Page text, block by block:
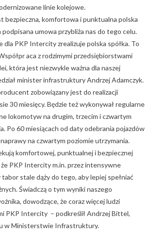
linie kolejowe.
bezpieczna, komfortowa i punktualna polska
podpisana umowa przybliża nas do tego celu.
dla PKP Intercity zrealizuje polska spółka. To
aca z rodzimymi przedsiębiorstwami
która jest niezwykle ważna dla naszej
minister infrastruktury Andrzej Adamczyk.
zobowiązany jest do realizacji
30 miesięcy. Będzie też wykonywał regularne
lokomotyw na drugim, trzecim i czwartym
Po 60 miesiącach od daty odebrania pojazdów
na czwartym poziomie utrzymania.
komfortowej, punktualnej i bezpiecznej
że PKP Intercity m.in. przez intensywne
stale dąży do tego, aby lepiej spełniać
Świadczą o tym wyniki naszego
dowodzące, że coraz więcej ludzi
PKP Intercity – podkreślił Andrzej Bittel,
w Ministerstwie Infrastruktury.